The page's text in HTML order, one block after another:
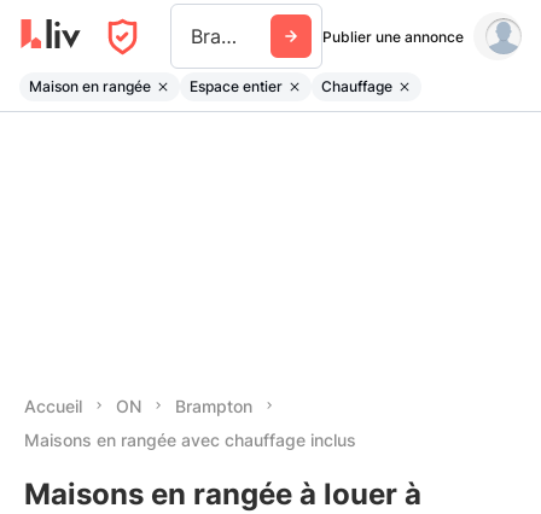
Brampton Publier une annonce
Maison en rangée Espace entier Chauffage
Accueil ON
Brampton
Maisons en rangée avec chauffage inclus
Maisons en rangée à louer à